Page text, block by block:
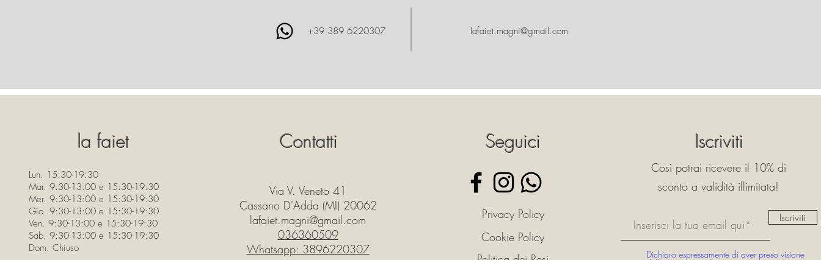
+39 389 6220307 lafaiet.magni@gmail.com
la faiet
Lun. 15:30-19:30
Mar. 9:30-13:00 e 15:30-19:30
Mer. 9:30-13:00 e 15:30-19:30
Gio. 9:30-13:00 e 15:30-19:30
Ven. 9:30-13:00 e 15:30-19:30
Sab. 9:30-13:00 e 15:30-19:30
Dom. Chiuso
Contatti
Via V. Veneto 41
Cassano D'Adda (MI) 20062
lafaiet.magni@gmail.com
036360509
Whatsapp: 3896220307
Seguici
Privacy Policy
Cookie Policy
Iscriviti
Così potrai ricevere il 10% di
sconto a validità illimitata!
Iscriviti
Dichiaro espressamente di aver preso visione